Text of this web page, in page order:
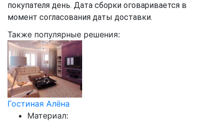
покупателя день. Дата сборки оговаривается в
момент согласования даты доставки.
Также популярные решения:
Гостиная Алёна
Материал: